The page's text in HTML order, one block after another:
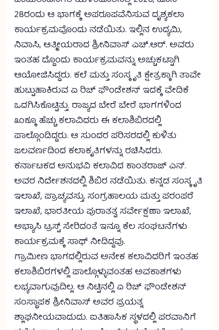
28ರಂದು ಆ ಭಾಗಕ್ಕೆ ಅಪರೂಪವೆನಿಸುವ ದೃಶ್ಯಕಲಾ
ಕಾರ್ಯಕ್ರಮವೊಂದು ನಡೆಯಿತು. ಇಲ್ಲಿನ ಉದ್ಯಮಿ,
ನಿವಾಸಿ, ಆತ್ಮೀಯರಾದ ಶ್ರೀನಿವಾಸ್ ಎಚ್.ಆರ್. ಅವರು
ಇಂತಹ ದ್ದೊಂದು ಕಾರ್ಯಕ್ರಮವನ್ನು ಅಚ್ಚುಕಟ್ಟಾಗಿ
ಆಯೋಜಿಸಿದ್ದರು. ಕಲೆ ಮತ್ತು ಸಂಸ್ಕೃತಿ ಕ್ಷೇತ್ರಕ್ಕಾಗಿ ತಾವೇ
ಹುಟ್ಟುಹಾಕಿರುವ ಏ ರಿಚ್ ಫೌಂಡೇಶನ್ ಇದಕ್ಕೆ ವೇದಿಕೆ
ಒದಗಿಸಿಕೊಟ್ಟಿತ್ತು. ರಾಜ್ಯದ ಬೇರೆ ಬೇರೆ ಭಾಗಗಳಿಂದ
೩೦ಕ್ಕೂ ಹೆಚ್ಚು ಕಲಾವಿದರು ಈ ಕಲಾಶಿಬಿರದಲ್ಲಿ
ಪಾಲ್ಗೊಂಡಿದ್ದರು. ಆ ಸುಂದರ ಪರಿಸರದಲ್ಲಿ ಕುಳಿತು
ಜಲವರ್ಣದಿಂದ ಕಲಾಕೃತಿಗಳನ್ನು ರಚಿಸಿದರು.
ಕರ್ನಾಟಕದ ಅನುಭವಿ ಕಲಾವಿದ ಕಾಂತರಾಜ್ ಎನ್.
ಅವರ ನಿರ್ದೇಶನದಲ್ಲಿ ಶಿಬಿರ ನಡೆಯಿತು. ಕನ್ನಡ ಸಂಸ್ಕೃತಿ
ಇಲಾಖೆ, ಪ್ರಾಚ್ಯವಸ್ತು, ಸಂಗ್ರಹಾಲಯ ಮತ್ತು ಪರಂಪರೆ
ಇಲಾಖೆ, ಭಾರತೀಯ ಪುರಾತತ್ವ ಸರ್ವೇಕ್ಷಣಾ ಇಲಾಖೆ,
ಅಭ್ಯಾಸಿ ಟ್ರಸ್ಟ್ ಸೇರಿದಂತೆ ಇನ್ನೂ ಕೆಲ ಸಂಘಟನೆಗಳು
ಕಾರ್ಯಕ್ರಮಕ್ಕೆ ಸಾಥ್ ನೀಡಿದ್ದವು.
ಗ್ರಾಮೀಣ ಭಾಗದಲ್ಲಿರುವ ಅನೇಕ ಕಲಾವಿದರಿಗೆ ಇಂತಹ
ಕಲಾಶಿಬಿರಗಳಲ್ಲಿ ಪಾಲ್ಗೊಳ್ಳುವಂತಹ ಅವಕಾಶಗಳು
ಲಭ್ಯವಾಗುವುದಿಲ್ಲ. ಆ ನಿಟ್ಟಿನಲ್ಲಿ ಏ ರಿಚ್ ಫೌಂಡೇಶನ್
ಸಂಸ್ಥಾಪಕ ಶ್ರೀನಿವಾಸ್ ಅವರ ಪ್ರಯತ್ನ
ಶ್ಲಾಘನೀಯವಾದುದು. ಐತಿಹಾಸಿಕ ಸ್ಥಳದಲ್ಲಿ ಪರವಾನಿಗೆ